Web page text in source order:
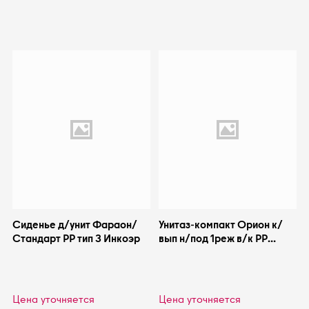
Сиденье д/унит Фараон/
Стандарт PP тип 3 Инкоэр
Цена уточняется
Унитаз-компакт Орион к/
вып н/под 1реж в/к PP
Цена уточняется